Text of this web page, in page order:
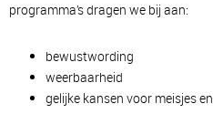
programma’s dragen we bij aan:
bewustwording
weerbaarheid
gelijke kansen voor meisjes